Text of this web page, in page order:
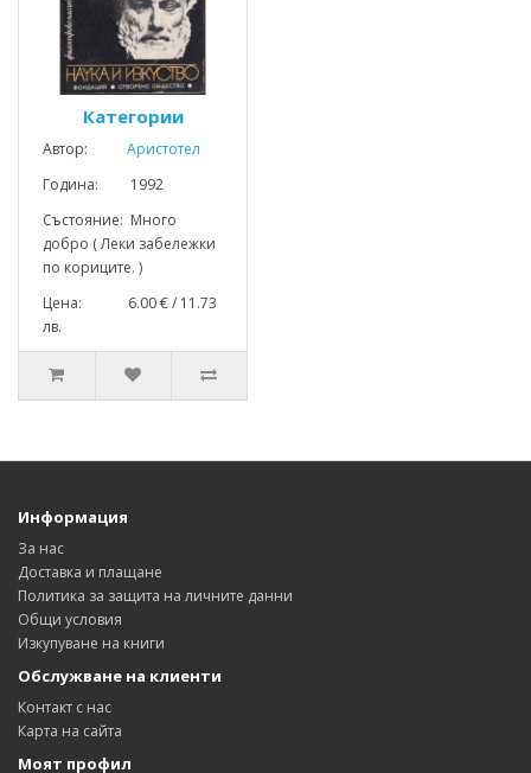
Категории
Автор:
Аристотел
Година: 1992
Състояние: Много
добро ( Леки забележки
по кориците. )
Цена: 6.00 € / 11.73
лв.
Информация
За нас
Доставка и плащане
Политика за защита на личните данни
Общи условия
Изкупуване на книги
Обслужване на клиенти
Контакт с нас
Карта на сайта
Моят профил